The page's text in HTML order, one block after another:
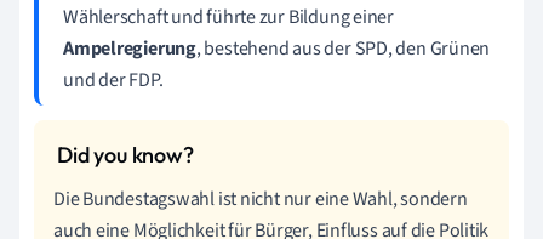
Wählerschaft und führte zur Bildung einer
Ampelregierung, bestehend aus der SPD, den Grünen
und der FDP.
Die Bundestagswahl ist nicht nur eine Wahl, sondern
auch eine Möglichkeit für Bürger, Einfluss auf die Politik